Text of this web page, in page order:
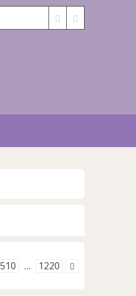
510 … 1220